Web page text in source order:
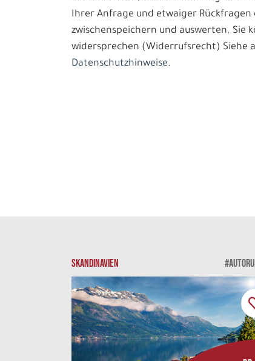
Ihrer Anfrage und etwaiger
zwischenspeichern und auswerten. Sie
widersprechen (Widerrufsrecht) Siehe
Datenschutzhinweise.
SKANDINAVIEN